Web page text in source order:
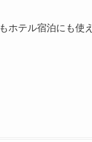
ホテル宿泊にも使え